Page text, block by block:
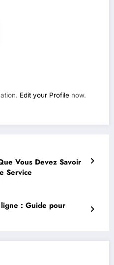
Edit your Profile now.
Vous Devez Savoir
Service
: Guide pour